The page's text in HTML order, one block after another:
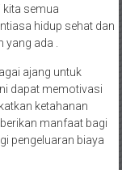
semua
hidup sehat dan
yang ada .
ajang untuk
dapat memotivasi
ketahanan
manfaat bagi
pengeluaran biaya